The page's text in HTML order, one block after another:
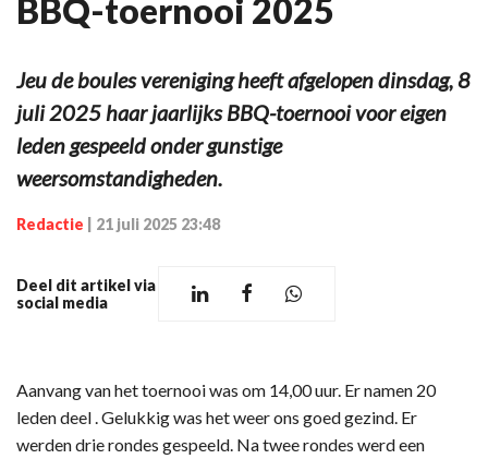
BBQ-toernooi 2025
Jeu de boules vereniging heeft afgelopen dinsdag, 8
juli 2025 haar jaarlijks BBQ-toernooi voor eigen
leden gespeeld onder gunstige
weersomstandigheden.
Redactie 21 juli 2025 23:48
Deel dit artikel via
social media
Aanvang van het toernooi was om 14,00 uur. Er namen 20
leden deel . Gelukkig was het weer ons goed gezind. Er
werden drie rondes gespeeld. Na twee rondes werd een